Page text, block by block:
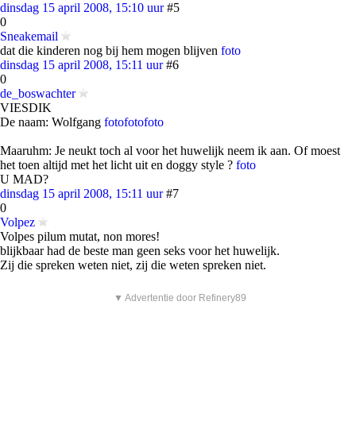
dinsdag 15 april 2008, 15:10 uur #5
0
Sneakemail
dat die kinderen nog bij hem mogen blijven foto
dinsdag 15 april 2008, 15:11 uur #6
0
de_boswachter
VIESDIK
De naam: Wolfgang fotofotofoto
Maaruhm: Je neukt toch al voor het huwelijk neem ik aan. Of moest
het toen altijd met het licht uit en doggy style ? foto
U MAD?
dinsdag 15 april 2008, 15:11 uur #7
0
Volpez
Volpes pilum mutat, non mores!
blijkbaar had de beste man geen seks voor het huwelijk.
Zij die spreken weten niet, zij die weten spreken niet.
▼ Advertentie door Refinery89